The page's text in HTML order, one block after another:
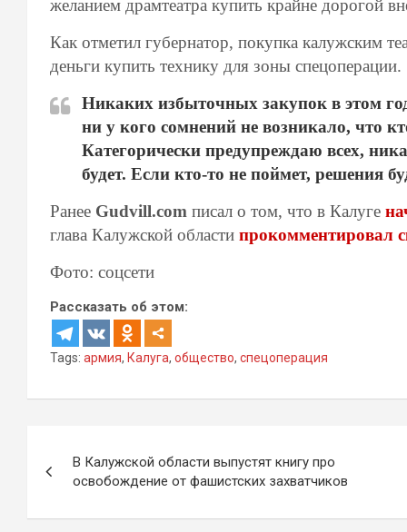
желанием драмтеатра купить крайне дорогой
Как отметил губернатор, покупка калужским
деньги купить технику для зоны спецоперации.
Никаких избыточных закупок в этом
ни у кого сомнений не возникало, что
Категорически предупреждаю всех,
будет. Если кто-то не поймет, решения
Ранее Gudvill.com писал о том, что в Калуге
глава Калужской области прокомментировал
Фото: соцсети
Рассказать об этом:
Tags: армия, Калуга, общество, спецоперация
по
записям
В Калужской области выпустят книгу про
освобождение от фашистских захватчиков